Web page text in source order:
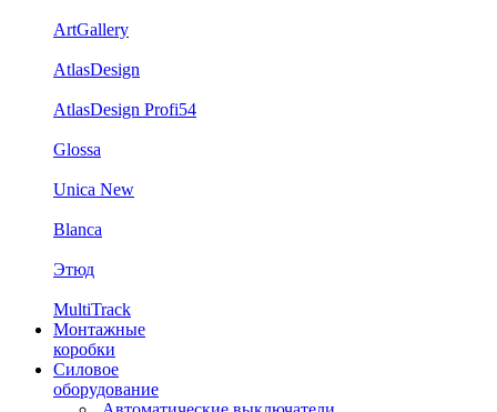
ArtGallery
AtlasDesign
AtlasDesign Profi54
Glossa
Unica New
Blanca
Этюд
MultiTrack
Монтажные
коробки
Силовое
оборудование